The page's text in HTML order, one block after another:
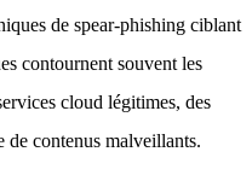
de spear-phishing ciblant
contournent souvent les
cloud légitimes, des
contenus malveillants.